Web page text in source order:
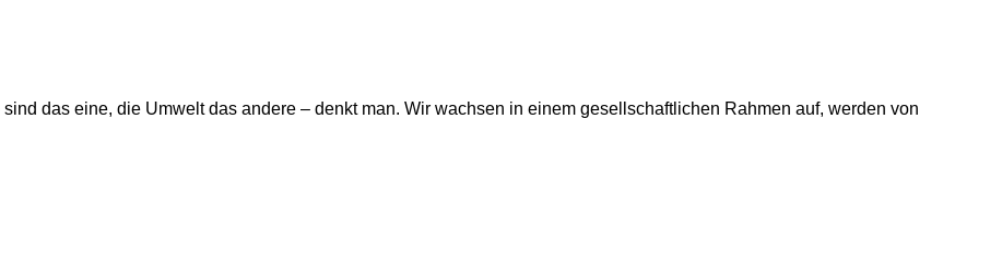
das eine, die Umwelt das andere – denkt man. Wir wachsen in einem gesellschaftlichen Rahmen auf, werden von